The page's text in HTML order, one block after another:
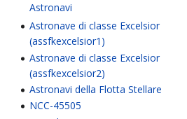
Astronavi
Astronave di classe Excelsior
(assfkexcelsior1)
Astronave di classe Excelsior
(assfkexcelsior2)
Astronavi della Flotta Stellare
NCC-45505